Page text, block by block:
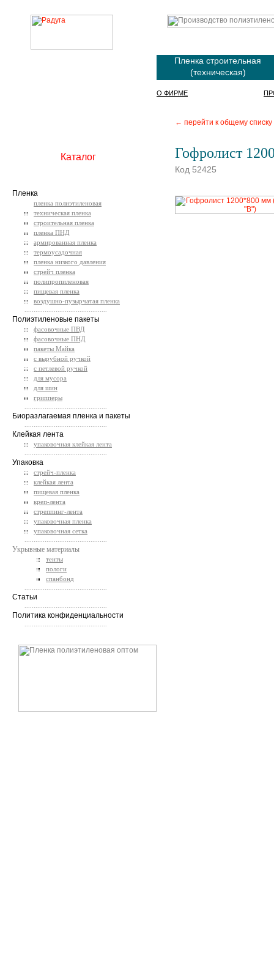
Пленка строительная
(техническая)
О ФИРМЕ
← перейти к общему списку
Гофролист
Код 52425
Каталог
Пленка
пленка полиэтиленовая
техническая пленка
строительная пленка
пленка ПНД
армированная пленка
термоусадочная
пленка низкого давления
стрейч пленка
полипропиленовая
пищевая пленка
воздушно-пузырчатая пленка
Полиэтиленовые пакеты
фасовочные ПВД
фасовочные ПНД
пакеты Майка
с вырубной ручкой
с петлевой ручкой
для мусора
для шин
грипперы
Биоразлагаемая пленка и пакеты
Клейкая лента
упаковочная клейкая лента
Упаковка
стрейч-пленка
клейкая лента
пищевая пленка
креп-лента
стреппинг-лента
упаковочная пленка
упаковочная сетка
Укрывные материалы
тенты
пологи
спанбонд
Статьи
Политика конфиденциальности